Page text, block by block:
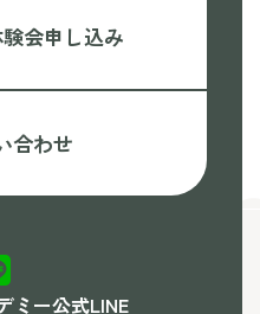
会申し込み
合わせ
ミー公式LINE